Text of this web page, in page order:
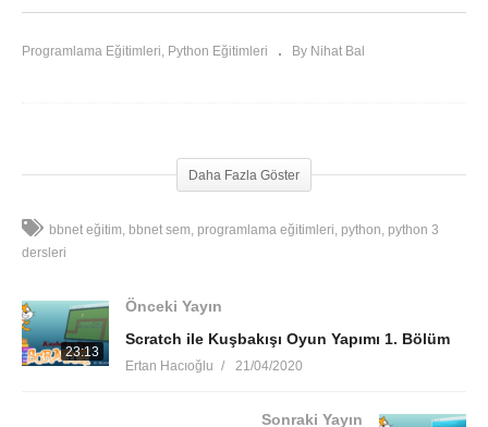
Programlama Eğitimleri Python Eğitimleri By Nihat Bal
Daha Fazla Göster
bbnet eğitim bbnet sem programlama eğitimleri python python 3
dersleri
23:13
Önceki Yayın
Scratch ile Kuşbakışı Oyun Yapımı 1. Bölüm
Ertan Hacıoğlu 21/04/2020
Sonraki Yayın